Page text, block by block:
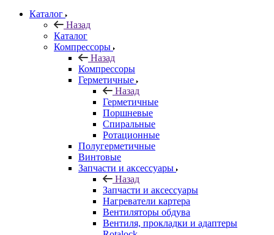
Каталог
Назад
Каталог
Компрессоры
Назад
Компрессоры
Герметичные
Назад
Герметичные
Поршневые
Спиральные
Ротационные
Полугерметичные
Винтовые
Запчасти и аксессуары
Назад
Запчасти и аксессуары
Нагреватели картера
Вентиляторы обдува
Вентиля, прокладки и адаптеры